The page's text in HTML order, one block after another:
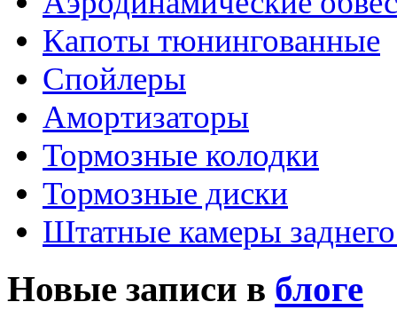
Капоты тюнингованные
Спойлеры
Амортизаторы
Тормозные колодки
Тормозные диски
Штатные камеры
Новые записи в блоге